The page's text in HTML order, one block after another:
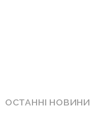
ОСТАННІ НОВИНИ